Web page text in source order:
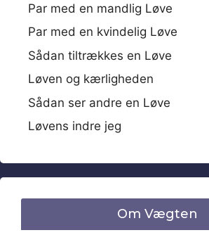
Par med en mandlig Løve
Par med en kvindelig Løve
Sådan tiltrækkes en Løve
Løven og kærligheden
Sådan ser andre en Løve
Løvens indre jeg
Om Vægten